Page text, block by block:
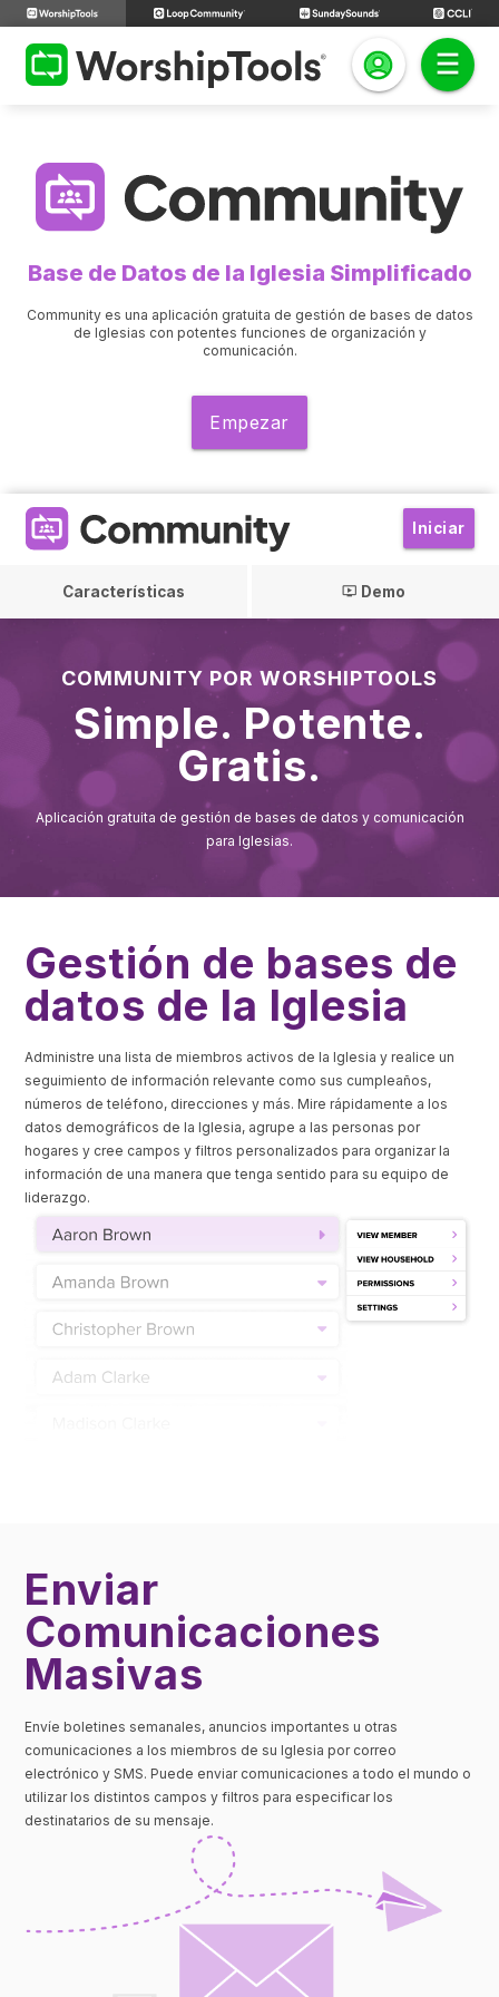
Base de Datos de la Iglesia Simplificado
Community es una aplicación gratuita de gestión de bases de datos
de Iglesias con potentes funciones de organización y
comunicación.
Empezar
Iniciar
Características ondemand_video Demo
COMMUNITY POR WORSHIPTOOLS
Simple. Potente.
Gratis.
Aplicación gratuita de gestión de bases de datos y comunicación
para Iglesias.
Gestión de bases de
datos de la Iglesia
Administre una lista de miembros activos de la Iglesia y realice un
seguimiento de información relevante como sus cumpleaños,
números de teléfono, direcciones y más. Mire rápidamente a los
datos demográficos de la Iglesia, agrupe a las personas por
hogares y cree campos y filtros personalizados para organizar la
información de una manera que tenga sentido para su equipo de
liderazgo.
Enviar
Comunicaciones
Masivas
Envíe boletines semanales, anuncios importantes u otras
comunicaciones a los miembros de su Iglesia por correo
electrónico y SMS. Puede enviar comunicaciones a todo el mundo o
utilizar los distintos campos y filtros para especificar los
destinatarios de su mensaje.